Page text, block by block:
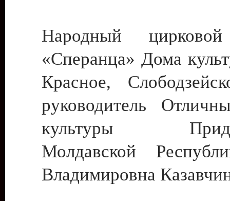
Народный цирковой
«Сперанца» Дома
Красное,
руководитель
культуры
Молдавской
Владимировна